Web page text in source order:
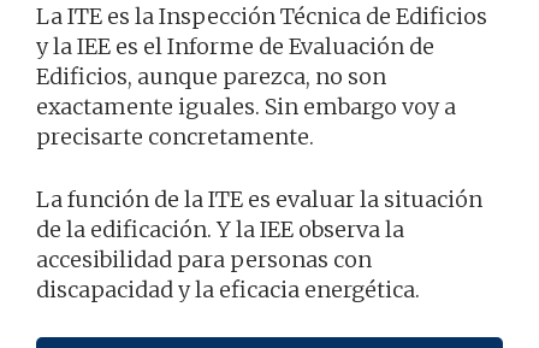
La ITE es la Inspección Técnica de Edificios
y la IEE es el Informe de Evaluación de
Edificios, aunque parezca, no son
exactamente iguales. Sin embargo voy a
precisarte concretamente.
La función de la ITE es evaluar la situación
de la edificación. Y la IEE observa la
accesibilidad para personas con
discapacidad y la eficacia energética.